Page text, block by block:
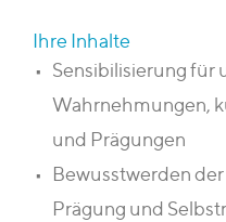
Ihre Inhalte
Sensibilisierung für
Wahrnehmungen,
und Prägungen
Bewusstwerden
Prägung und